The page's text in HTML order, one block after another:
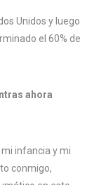
Unidos y luego
el 60% de
ahora
infancia y mi
conmigo,